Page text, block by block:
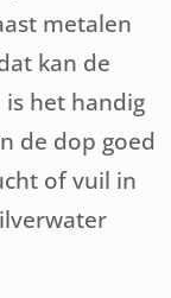
metalen
kan de
het handig
de dop goed
of vuil in